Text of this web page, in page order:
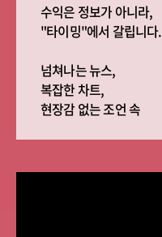
수익은 정보가 아니라,
"타이밍"에서 갈립니다.
넘쳐나는 뉴스,
복잡한 차트,
현장감 없는 조언 속